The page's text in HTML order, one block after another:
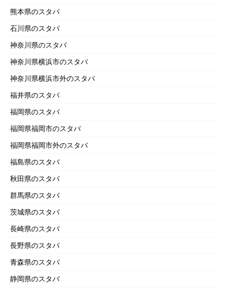
熊本県のスタバ
石川県のスタバ
神奈川県のスタバ
神奈川県横浜市のスタバ
神奈川県横浜市外のスタバ
福井県のスタバ
福岡県のスタバ
福岡県福岡市のスタバ
福岡県福岡市外のスタバ
福島県のスタバ
秋田県のスタバ
群馬県のスタバ
茨城県のスタバ
長崎県のスタバ
長野県のスタバ
青森県のスタバ
静岡県のスタバ